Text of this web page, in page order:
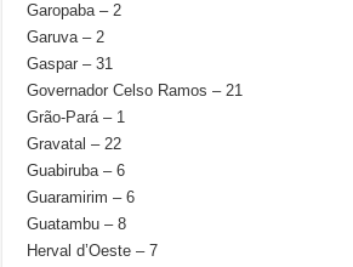
Garopaba – 2
Garuva – 2
Gaspar – 31
Governador Celso Ramos – 21
Grão-Pará – 1
Gravatal – 22
Guabiruba – 6
Guaramirim – 6
Guatambu – 8
Herval d’Oeste – 7